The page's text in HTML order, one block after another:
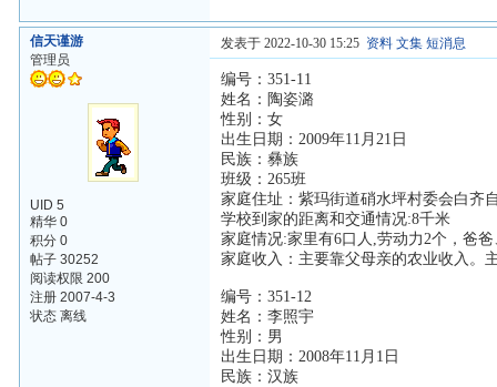
信天谨游
管理员
UID 5
精华 0
积分 0
帖子 30252
阅读权限 200
注册 2007-4-3
状态 离线
发表于 2022-10-30 15:25 资料 文集 短消息
编号：351-11
姓名：陶姿潞
性别：女
出生日期：2009年11月21日
民族：彝族
班级：265班
家庭住址：紫玛街道硝水坪村委会白齐
学校到家的距离和交通情况:8千米
家庭情况:家里有6口人,劳动力2个，爸
家庭收入：主要靠父母亲的农业收入。
编号：351-12
姓名：李照宇
性别：男
出生日期：2008年11月1日
民族：汉族